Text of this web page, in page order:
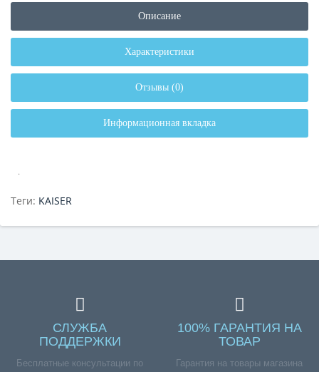
Описание
Характеристики
Отзывы (0)
Информационная вкладка
.
Теги: KAISER
СЛУЖБА
ПОДДЕРЖКИ
Бесплатные консультации по
100% ГАРАНТИЯ НА
ТОВАР
Гарантия на товары магазина